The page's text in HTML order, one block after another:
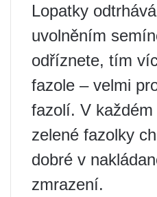
Lopatky
uvolněním
odříznete, tím
fazole – velmi
fazolí. V
zelené fazolky
dobré v
zmrazení.